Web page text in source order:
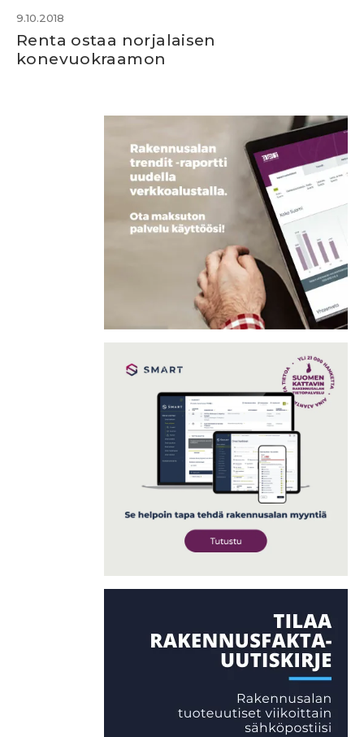
9.10.2018
Renta ostaa norjalaisen
konevuokraamon